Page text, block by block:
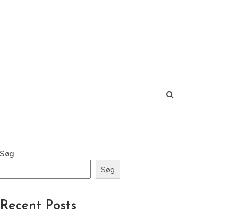
Søg
Søg
Recent Posts